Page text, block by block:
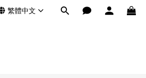
繁體中文
立即購買